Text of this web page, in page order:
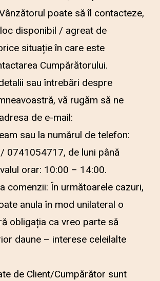
poate să îl contacteze,
disponibil / agreat de
situație în care este
Cumpărătorului.
sau întrebări despre
vă rugăm să ne
de e-mail:
sau la numărul de telefon:
0741054717, de luni până
orar: 10:00 – 14:00.
comenzii: În următoarele cazuri,
anula în mod unilateral o
obligația ca vreo parte să
daune – interese celeilalte
de Client/Cumpărător sunt